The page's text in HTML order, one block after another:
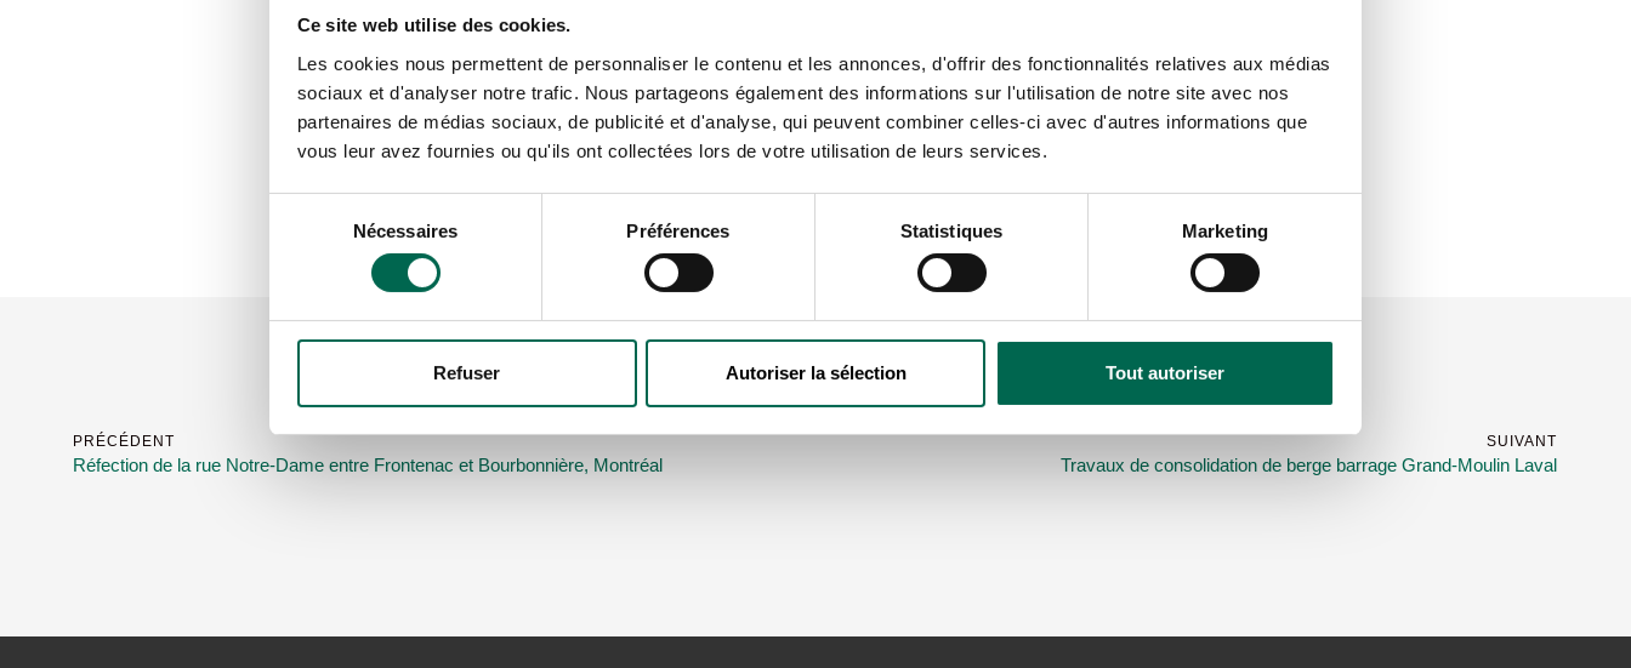
Ce site web utilise des cookies.
Les cookies nous permettent de personnaliser le contenu et les annonces, d'offrir des fonctionnalités relatives aux médias
sociaux et d'analyser notre trafic. Nous partageons également des informations sur l'utilisation de notre site avec nos
partenaires de médias sociaux, de publicité et d'analyse, qui peuvent combiner celles-ci avec d'autres informations que
vous leur avez fournies ou qu'ils ont collectées lors de votre utilisation de leurs services.
consentement
Nécessaires Préférences Statistiques Marketing
Refuser Autoriser la sélection Tout autoriser
PRÉCÉDENT
Réfection de la rue Notre-Dame entre Frontenac et Bourbonnière, Montréal
SUIVANT
Travaux de consolidation de berge barrage Grand-Moulin Laval